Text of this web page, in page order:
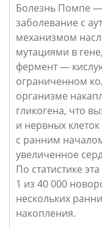
Болезнь Помпе —
заболевание с
механизмом
мутациями в
фермент —
ограниченном
организме
гликогена, что
и нервных
с ранним
увеличенное
По статистике
1 из 40 000
нескольких
накопления.